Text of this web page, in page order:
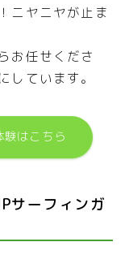
ニヤニヤが止ま
お任せくださ
しています。
験はこちら
サーフィンガ